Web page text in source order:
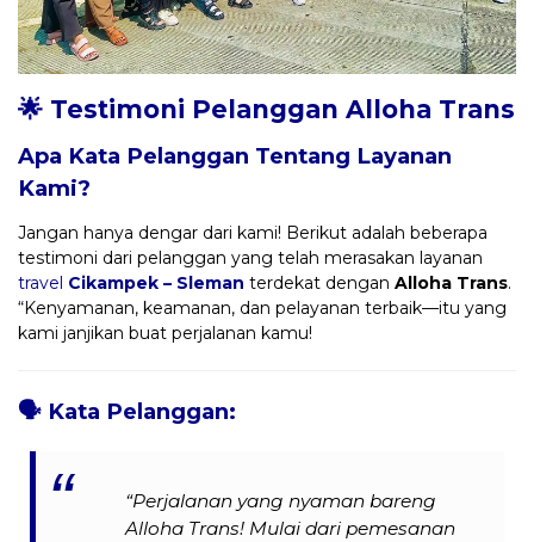
🌟 Testimoni Pelanggan Alloha Trans
Apa Kata Pelanggan Tentang Layanan
Kami?
Jangan hanya dengar dari kami! Berikut adalah beberapa
testimoni dari pelanggan yang telah merasakan layanan
travel Cikampek – Sleman terdekat dengan Alloha Trans.
“Kenyamanan, keamanan, dan pelayanan terbaik—itu yang
kami janjikan buat perjalanan kamu!
🗣️ Kata Pelanggan:
“Perjalanan yang nyaman bareng
Alloha Trans! Mulai dari pemesanan